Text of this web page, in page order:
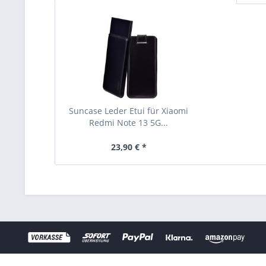
Suncase Leder Etui für Xiaomi
Redmi Note 13 5G...
23,90 € *